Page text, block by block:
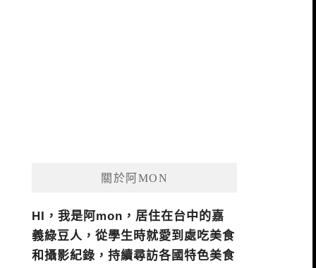
關於阿MON
HI，我是阿mon，居住在台中的嘉
義綠豆人，從學生時就愛到處吃美食
和攝影紀錄，持續尋訪各國特色美食